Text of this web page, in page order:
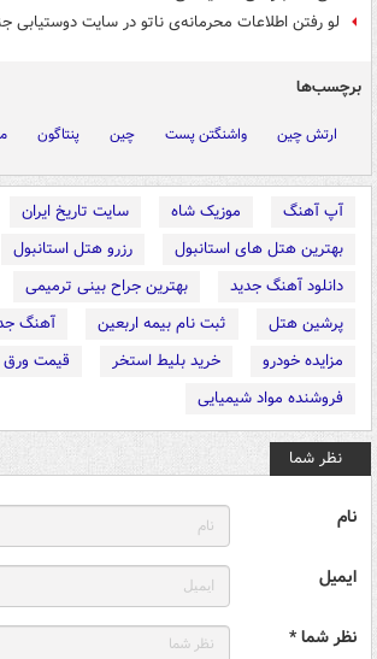
لو رفتن اطلاعات محرمانه‌ی ناتو در سایت
برچسب‌ها
ارتش چین واشنگتن پست چین پنتاگون
آپ آهنگ موزیک شاه
سایت تاریخ ایران
بهترین هتل های استانبول
رزرو هتل استانبول
دانلود آهنگ جدید
بهترین جراح بینی ترمیمی
پرشین هتل
ثبت نام بیمه اربعین
آهنگ
مزایده خودرو
خرید بلیط استخر
قیمت
فروشنده مواد شیمیایی
نظر شما
نام
ایمیل
نظر شما *